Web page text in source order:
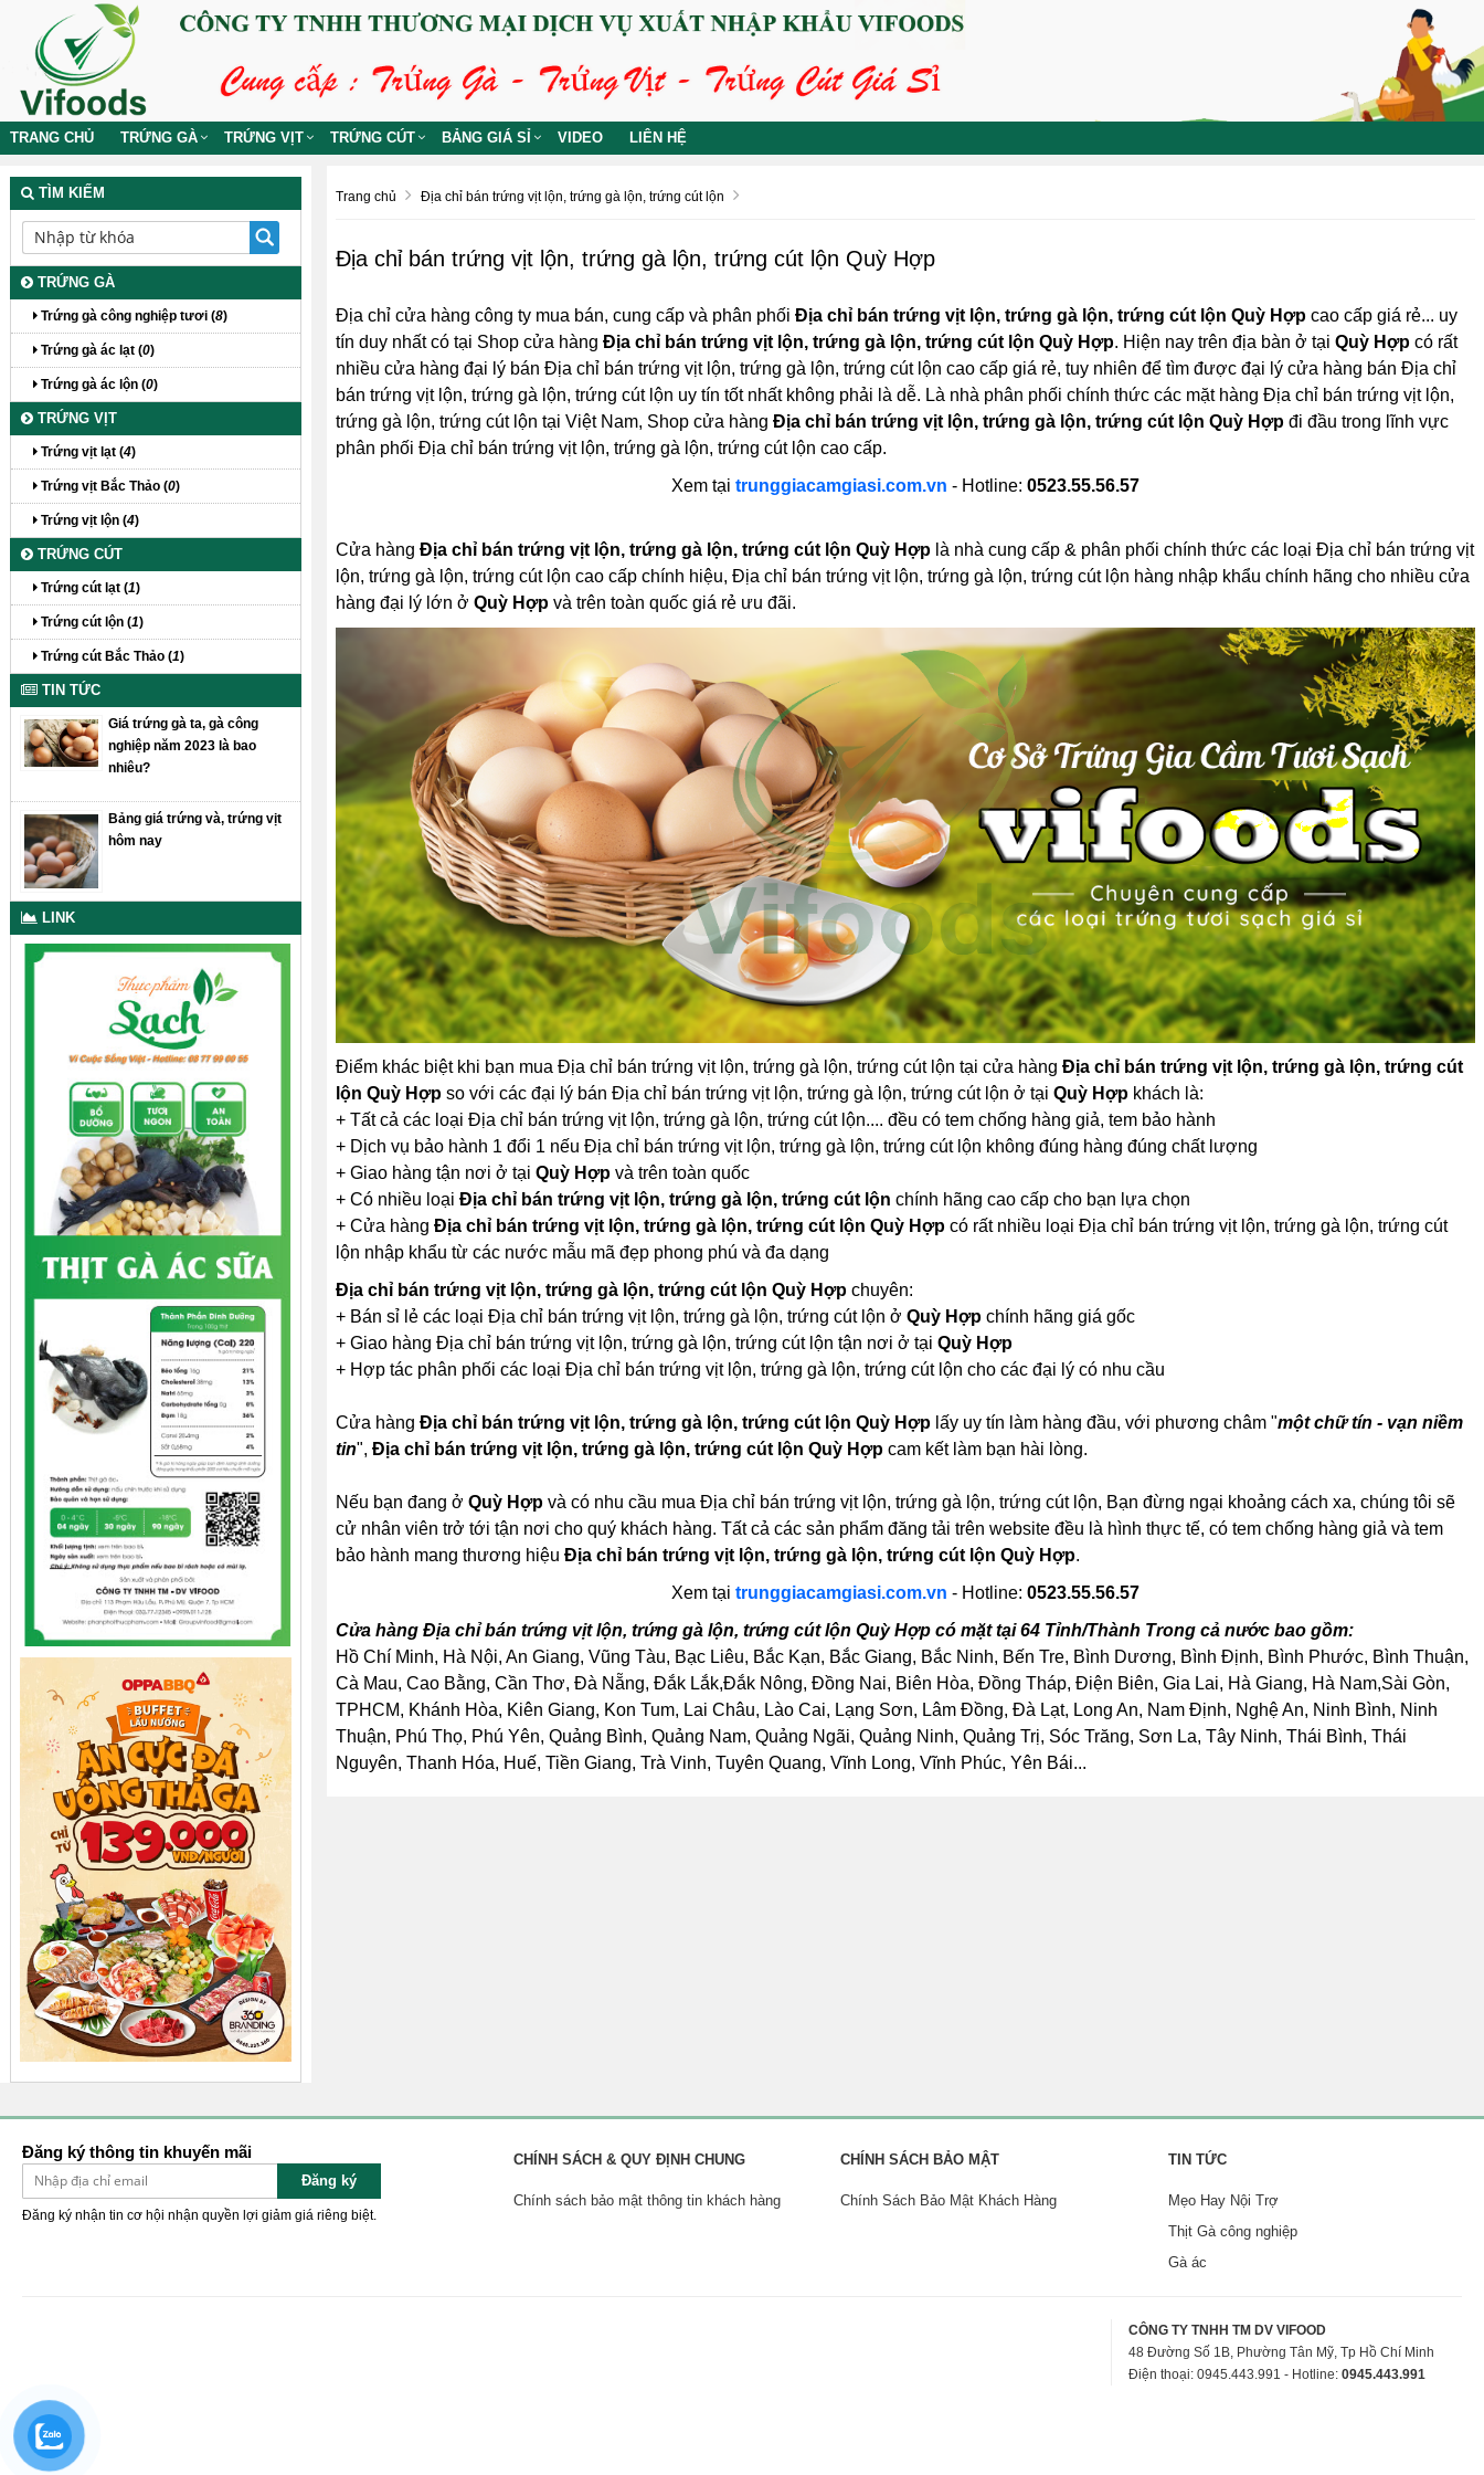
TRANG CHỦ TRỨNG GÀ TRỨNG VỊT TRỨNG CÚT BẢNG GIÁ SỈ VIDEO LIÊN HỆ
Trang chủ Địa chỉ bán trứng vịt lộn, trứng gà lộn, trứng cút lộn
Địa chỉ bán trứng vịt lộn, trứng gà lộn, trứng cút lộn Quỳ Hợp
Địa chỉ cửa hàng công ty mua bán, cung cấp và phân phối Địa chỉ bán trứng vịt lộn, trứng gà lộn, trứng cút lộn Quỳ Hợpcao cấp giá rẻ... uy
tín duy nhất có tại Shop cửa hàng Địa chỉ bán trứng vịt lộn, trứng gà lộn, trứng cút lộn Quỳ Hợp. Hiện nay trên địa bàn ở tại Quỳ Hợpcó rất
nhiều cửa hàng đại lý bán Địa chỉ bán trứng vịt lộn, trứng gà lộn, trứng cút lộn cao cấp giá rẻ, tuy nhiên để tìm được đại lý cửa hàng bán Địa chỉ
bán trứng vịt lộn, trứng gà lộn, trứng cút lộn uy tín tốt nhất không phải là dễ. Là nhà phân phối chính thức các mặt hàng Địa chỉ bán trứng vịt lộn,
trứng gà lộn, trứng cút lộn tại Việt Nam, Shop cửa hàng Địa chỉ bán trứng vịt lộn, trứng gà lộn, trứng cút lộn Quỳ Hợpđi đầu trong lĩnh vực
phân phối Địa chỉ bán trứng vịt lộn, trứng gà lộn, trứng cút lộn cao cấp.
Xem tại trunggiacamgiasi.com.vn - Hotline: 0523.55.56.57
Cửa hàng Địa chỉ bán trứng vịt lộn, trứng gà lộn, trứng cút lộn Quỳ Hợplà nhà cung cấp & phân phối chính thức các loại Địa chỉ bán trứng vịt
lộn, trứng gà lộn, trứng cút lộn cao cấp chính hiệu, Địa chỉ bán trứng vịt lộn, trứng gà lộn, trứng cút lộn hàng nhập khẩu chính hãng cho nhiều cửa
hàng đại lý lớn ở Quỳ Hợpvà trên toàn quốc giá rẻ ưu đãi.
Điểm khác biệt khi bạn mua Địa chỉ bán trứng vịt lộn, trứng gà lộn, trứng cút lộn tại cửa hàng Địa chỉ bán trứng vịt lộn, trứng gà lộn, trứng cút
lộn Quỳ Hợpso với các đại lý bán Địa chỉ bán trứng vịt lộn, trứng gà lộn, trứng cút lộn ở tại Quỳ Hợpkhách là:
+ Tất cả các loại Địa chỉ bán trứng vịt lộn, trứng gà lộn, trứng cút lộn.... đều có tem chống hàng giả, tem bảo hành
+ Dịch vụ bảo hành 1 đổi 1 nếu Địa chỉ bán trứng vịt lộn, trứng gà lộn, trứng cút lộn không đúng hàng đúng chất lượng
+ Giao hàng tận nơi ở tại Quỳ Hợpvà trên toàn quốc
+ Có nhiều loại Địa chỉ bán trứng vịt lộn, trứng gà lộn, trứng cút lộn chính hãng cao cấp cho bạn lựa chọn
+ Cửa hàng Địa chỉ bán trứng vịt lộn, trứng gà lộn, trứng cút lộn Quỳ Hợpcó rất nhiều loại Địa chỉ bán trứng vịt lộn, trứng gà lộn, trứng cút
lộn nhập khẩu từ các nước mẫu mã đẹp phong phú và đa dạng
Địa chỉ bán trứng vịt lộn, trứng gà lộn, trứng cút lộn Quỳ Hợp chuyên:
+ Bán sỉ lẻ các loại Địa chỉ bán trứng vịt lộn, trứng gà lộn, trứng cút lộn ở Quỳ Hợpchính hãng giá gốc
+ Giao hàng Địa chỉ bán trứng vịt lộn, trứng gà lộn, trứng cút lộn tận nơi ở tại Quỳ Hợp
+ Hợp tác phân phối các loại Địa chỉ bán trứng vịt lộn, trứng gà lộn, trứng cút lộn cho các đại lý có nhu cầu
Cửa hàng Địa chỉ bán trứng vịt lộn, trứng gà lộn, trứng cút lộn Quỳ Hợplấy uy tín làm hàng đầu, với phương châm "một chữ tín - vạn niềm
tin", Địa chỉ bán trứng vịt lộn, trứng gà lộn, trứng cút lộn Quỳ Hợpcam kết làm bạn hài lòng.
Nếu bạn đang ở Quỳ Hợpvà có nhu cầu mua Địa chỉ bán trứng vịt lộn, trứng gà lộn, trứng cút lộn, Bạn đừng ngại khoảng cách xa, chúng tôi sẽ
cử nhân viên trở tới tận nơi cho quý khách hàng. Tất cả các sản phẩm đăng tải trên website đều là hình thực tế, có tem chống hàng giả và tem
bảo hành mang thương hiệu Địa chỉ bán trứng vịt lộn, trứng gà lộn, trứng cút lộn Quỳ Hợp.
Xem tại trunggiacamgiasi.com.vn - Hotline: 0523.55.56.57
Cửa hàng Địa chỉ bán trứng vịt lộn, trứng gà lộn, trứng cút lộn Quỳ Hợp có mặt tại 64 Tỉnh/Thành Trong cả nước bao gồm:
Hồ Chí Minh, Hà Nội, An Giang, Vũng Tàu, Bạc Liêu, Bắc Kạn, Bắc Giang, Bắc Ninh, Bến Tre, Bình Dương, Bình Định, Bình Phước, Bình Thuận,
Cà Mau, Cao Bằng, Cần Thơ, Đà Nẵng, Đắk Lắk,Đắk Nông, Đồng Nai, Biên Hòa, Đồng Tháp, Điện Biên, Gia Lai, Hà Giang, Hà Nam,Sài Gòn,
TPHCM, Khánh Hòa, Kiên Giang, Kon Tum, Lai Châu, Lào Cai, Lạng Sơn, Lâm Đồng, Đà Lạt, Long An, Nam Định, Nghệ An, Ninh Bình, Ninh
Thuận, Phú Thọ, Phú Yên, Quảng Bình, Quảng Nam, Quảng Ngãi, Quảng Ninh, Quảng Trị, Sóc Trăng, Sơn La, Tây Ninh, Thái Bình, Thái
Nguyên, Thanh Hóa, Huế, Tiền Giang, Trà Vinh, Tuyên Quang, Vĩnh Long, Vĩnh Phúc, Yên Bái...
TÌM KIẾM
TRỨNG GÀ
Trứng gà công nghiệp tươi (8)
Trứng gà ác lạt (0)
Trứng gà ác lộn (0)
TRỨNG VỊT
Trứng vịt lạt (4)
Trứng vịt Bắc Thảo (0)
Trứng vịt lộn (4)
TRỨNG CÚT
Trứng cút lạt (1)
Trứng cút lộn (1)
Trứng cút Bắc Thảo (1)
TIN TỨC
Giá trứng gà ta, gà công
nghiệp năm 2023 là bao
nhiêu?
Bảng giá trứng và, trứng vịt
hôm nay
LINK
Đăng ký thông tin khuyến mãi
Đăng ký
Đăng ký nhận tin cơ hội nhận quyền lợi giảm giá riêng biệt.
CHÍNH SÁCH & QUY ĐỊNH CHUNG
Chính sách bảo mật thông tin khách hàng
CHÍNH SÁCH BẢO MẬT
Chính Sách Bảo Mật Khách Hàng
TIN TỨC
Mẹo Hay Nội Trợ
Thịt Gà công nghiệp
Gà ác
CÔNG TY TNHH TM DV VIFOOD
48 Đường Số 1B, Phường Tân Mỹ, Tp Hồ Chí Minh
Điện thoại: 0945.443.991 - Hotline: 0945.443.991